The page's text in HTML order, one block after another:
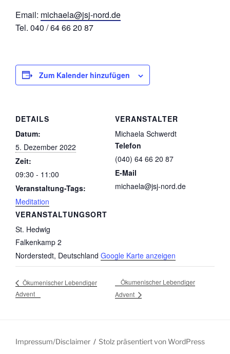
Email: michaela@jsj-nord.de
Tel. 040 / 64 66 20 87
Zum Kalender hinzufügen
DETAILS
Datum:
5. Dezember 2022
Zeit:
09:30 - 11:00
Veranstaltung-Tags:
Meditation
VERANSTALTUNGSORT
St. Hedwig
Falkenkamp 2
Norderstedt, Deutschland Google Karte anzeigen
VERANSTALTER
Michaela Schwerdt
Telefon
(040) 64 66 20 87
E-Mail
michaela@jsj-nord.de
Ökumenischer Lebendiger
Advent
Ökumenischer Lebendiger
Advent
Impressum/Disclaimer Stolz präsentiert von WordPress